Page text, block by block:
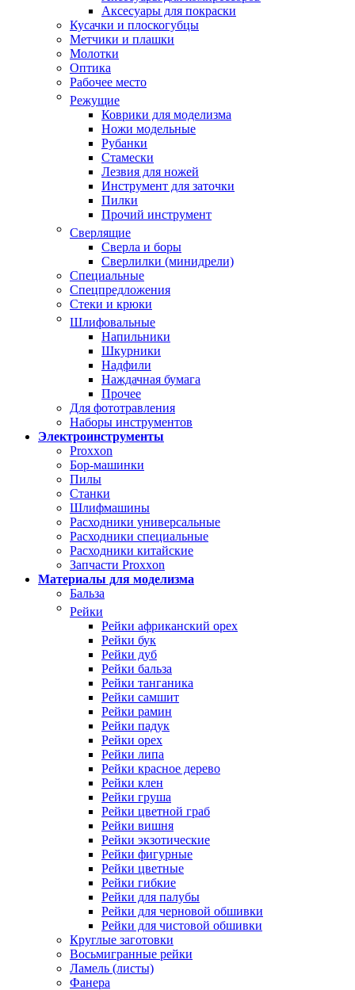
Аксесуары для покраски
Кусачки и плоскогубцы
Метчики и плашки
Молотки
Оптика
Рабочее место
Режущие
Коврики для моделизма
Ножи модельные
Рубанки
Стамески
Лезвия для ножей
Инструмент для заточки
Пилки
Прочий инструмент
Сверлящие
Сверла и боры
Сверлилки (минидрели)
Специальные
Спецпредложения
Стеки и крюки
Шлифовальные
Напильники
Шкурники
Надфили
Наждачная бумага
Прочее
Для фототравления
Наборы инструментов
Электроинструменты
Proxxon
Бор-машинки
Пилы
Станки
Шлифмашины
Расходники универсальные
Расходники специальные
Расходники китайские
Запчасти Proxxon
Материалы для моделизма
Бальза
Рейки
Рейки африканский орех
Рейки бук
Рейки дуб
Рейки бальза
Рейки танганика
Рейки самшит
Рейки рамин
Рейки падук
Рейки орех
Рейки липа
Рейки красное дерево
Рейки клен
Рейки груша
Рейки цветной граб
Рейки вишня
Рейки экзотические
Рейки фигурные
Рейки цветные
Рейки гибкие
Рейки для палубы
Рейки для черновой обшивки
Рейки для чистовой обшивки
Круглые заготовки
Восьмигранные рейки
Ламель (листы)
Фанера